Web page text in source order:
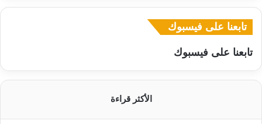
تابعنا على فيسبوك
تابعنا على فيسبوك
الأكثر قراءة